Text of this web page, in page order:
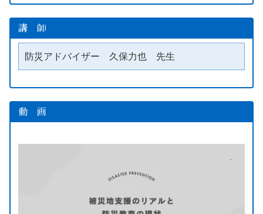
講 師
防災アドバイザー　久保力也　先生
動 画